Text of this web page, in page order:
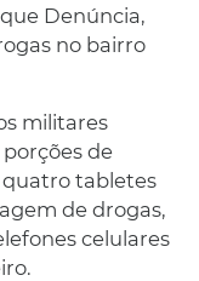
Denúncia,
no bairro
militares
de
quatro tabletes
de drogas,
celulares